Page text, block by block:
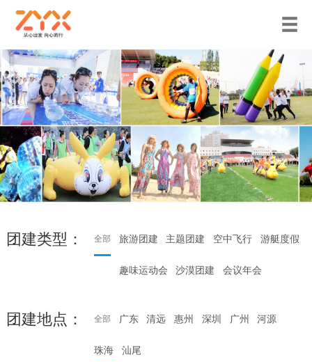
团建类型： 全部 旅游团建 主题团建 空中飞行 游艇度假
趣味运动会 沙漠团建 会议年会
团建地点： 全部 广东 清远 惠州 深圳 广州 河源
珠海 汕尾